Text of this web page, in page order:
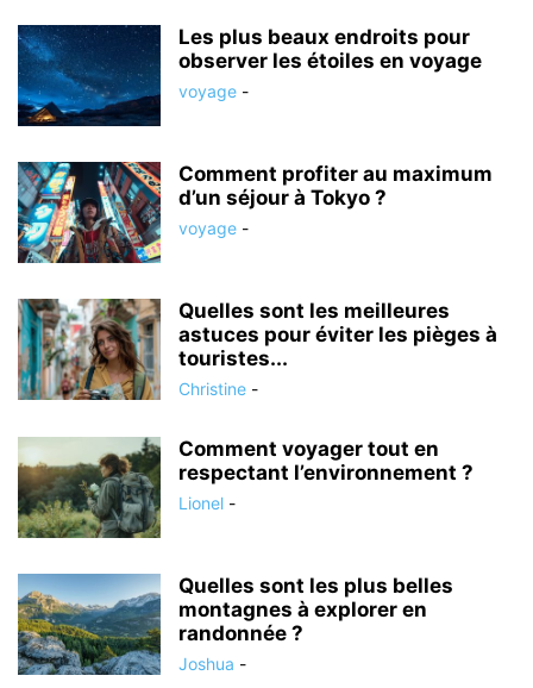
Les plus beaux endroits pour
observer les étoiles en voyage
voyage -
Comment profiter au maximum
d’un séjour à Tokyo ?
voyage -
Quelles sont les meilleures
astuces pour éviter les pièges à
touristes...
Christine -
Comment voyager tout en
respectant l’environnement ?
Lionel -
Quelles sont les plus belles
montagnes à explorer en
randonnée ?
Joshua -